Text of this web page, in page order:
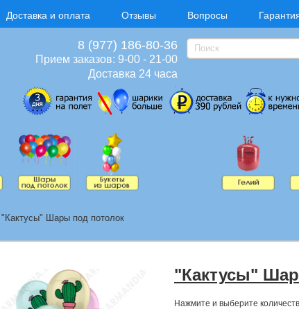
Доставка и оплата Отзывы Вопросы
8 (977) 186-80-36
Прием заказов: 9-00 - 21-00
Доставка 24 часа
"Кактусы" Шары под потолок
"Кактусы"
Нажмите и выберите